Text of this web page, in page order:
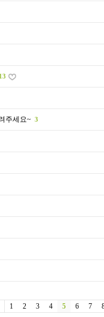
13
주세요~ 3
1 2 3 4 5 6 7